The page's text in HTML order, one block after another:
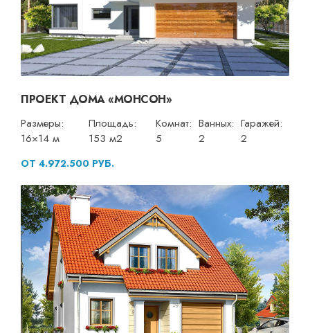
ПРОЕКТ ДОМА «МОНСОН»
Размеры:
16×14 м
Площадь:
153 м2
Комнат:
5
Ванных:
2
Гаражей:
2
ОТ 4.972.500 РУБ.